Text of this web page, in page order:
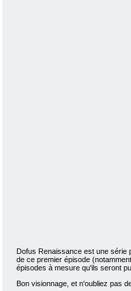
Dofus Renaissance est une série
de ce premier épisode
épisodes à mesure qu'ils seront
Bon visionnage, et n'oubliez pas